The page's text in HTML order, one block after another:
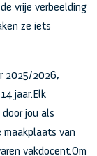
vrije verbeelding
ze iets
2025/2026,
jaar.Elk
jou als
van
vakdocent.Om